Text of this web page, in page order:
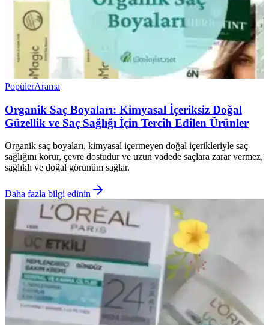
PopülerArama
Organik Saç Boyaları: Kimyasal İçeriksiz Doğal
Güzellik ve Saç Sağlığı İçin Tercih Edilen Ürünler
Organik saç boyaları, kimyasal içermeyen doğal içerikleriyle saç
sağlığını korur, çevre dostudur ve uzun vadede saçlara zarar vermez,
sağlıklı ve doğal görünüm sağlar.
Daha fazla bilgi edinin